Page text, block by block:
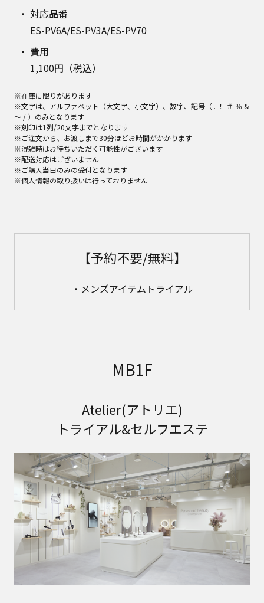
対応品番
ES-PV6A/ES-PV3A/ES-PV70
費用
1,100円（税込）
※在庫に限りがあります
※文字は、アルファベット（大文字、小文字）、数字、記号（ . ！ ＃ ％ &
～ / ）のみとなります
※刻印は1列/20文字までとなります
※ご注文から、お渡しまで30分ほどお時間がかかります
※混雑時はお待ちいただく可能性がございます
※配送対応はございません
※ご購入当日のみの受付となります
※個人情報の取り扱いは行っておりません
【予約不要/無料】
・メンズアイテムトライアル
MB1F
Atelier(アトリエ)
トライアル&セルフエステ